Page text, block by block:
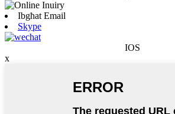
Ibgħat Email
Skype
IOS
x